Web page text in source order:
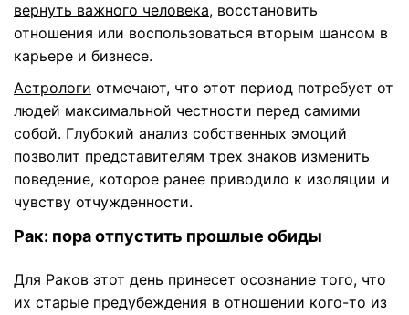
вернуть важного человека, восстановить
отношения или воспользоваться вторым шансом в
карьере и бизнесе.
Астрологи отмечают, что этот период потребует от
людей максимальной честности перед самими
собой. Глубокий анализ собственных эмоций
позволит представителям трех знаков изменить
поведение, которое ранее приводило к изоляции и
чувству отчужденности.
Рак: пора отпустить прошлые обиды
Для Раков этот день принесет осознание того, что
их старые предубеждения в отношении кого-то из